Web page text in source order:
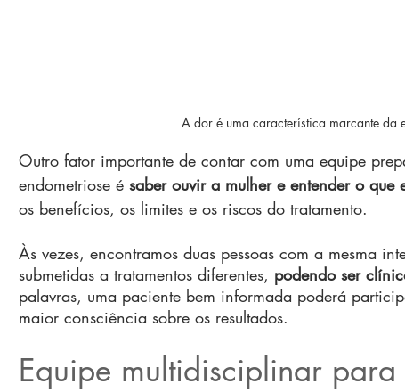
A dor é uma característica marcante da
Outro fator importante de contar com uma equipe
endometriose é saber ouvir a mulher e entender o que
os benefícios, os limites e os riscos do tratamento.
Às vezes, encontramos duas pessoas com a mesma
submetidas a tratamentos diferentes, podendo ser
palavras, uma paciente bem informada poderá
maior consciência sobre os resultados.
Equipe multidisciplinar